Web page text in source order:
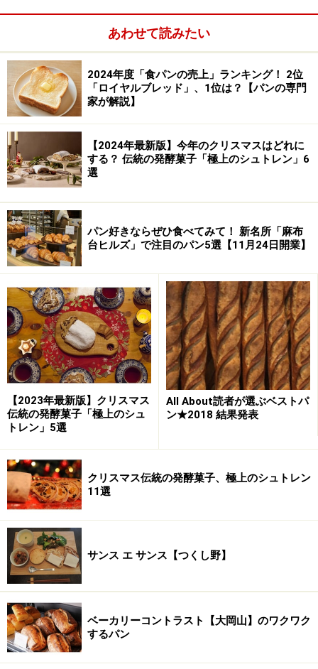
あわせて読みたい
2024年度「食パンの売上」ランキング！ 2位
「ロイヤルブレッド」、1位は？【パンの専門
家が解説】
【2024年最新版】今年のクリスマスはどれに
する？ 伝統の発酵菓子「極上のシュトレン」6
選
パン好きならぜひ食べてみて！ 新名所「麻布
台ヒルズ」で注目のパン5選【11月24日開業】
【2023年最新版】クリスマス
伝統の発酵菓子「極上のシュ
トレン」5選
All About読者が選ぶベストパ
ン★2018 結果発表
クリスマス伝統の発酵菓子、極上のシュトレン
11選
サンス エ サンス【つくし野】
ベーカリーコントラスト【大岡山】のワクワク
するパン